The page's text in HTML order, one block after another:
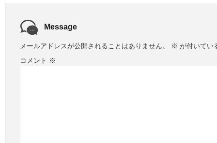
Message
メールアドレスが公開されることはありません。 ※ が付いてい
コメント ※